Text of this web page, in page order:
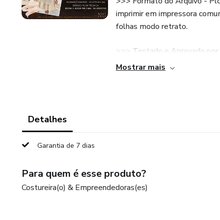
imprimir em impressora
folhas modo retrato.
>>> Testado e Aprovado
modelista, mas é
>>> Possui FICHA TÉCNICA
Mostrar mais
Detalhes
Garantia de 7 dias
Para quem é esse produto?
Costureira(o) & Empreendedoras(es)